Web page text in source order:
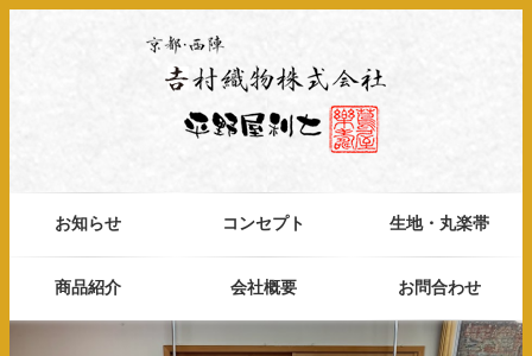
お知らせ コンセプト 生地・丸楽帯
商品紹介 会社概要 お問合わせ